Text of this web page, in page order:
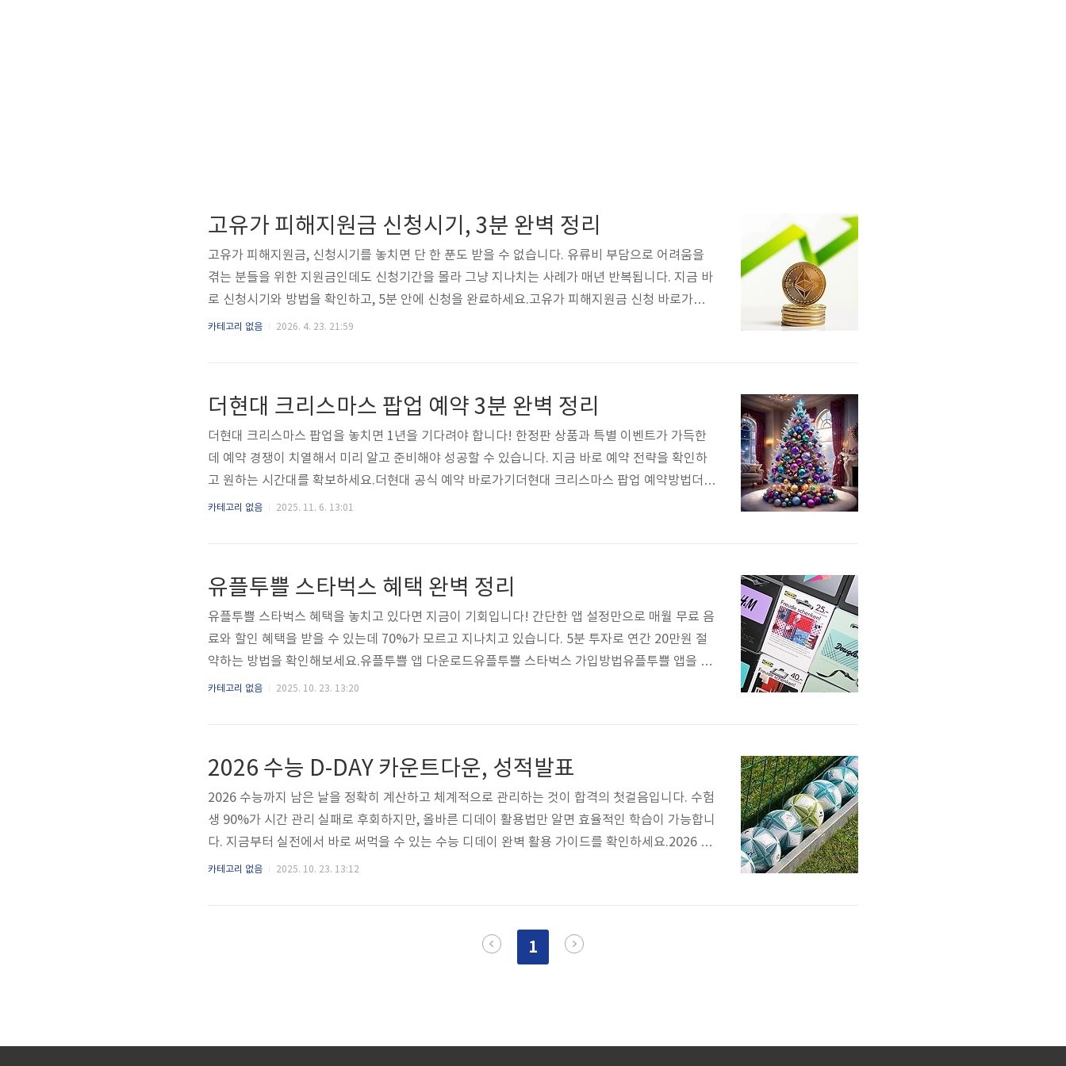
고유가 피해지원금 신청시기, 3분 완벽 정리
고유가 피해지원금, 신청시기를 놓치면 단 한 푼도 받을 수 없습니다. 유류비 부담으로 어려움을
겪는 분들을 위한 지원금인데도 신청기간을 몰라 그냥 지나치는 사례가 매년 반복됩니다. 지금 바
로 신청시기와 방법을 확인하고, 5분 안에 신청을 완료하세요.고유가 피해지원금 신청 바로가기고
유가 피해지원금 신청시기 한눈에고유가 피해지원금은 정부 및 지자체별로 신청시기가 다르게 운
중인 사업을 확인할 수 있습니다..
카테고리 없음 2026. 4. 23. 21:59
더현대 크리스마스 팝업 예약 3분 완벽 정리
더현대 크리스마스 팝업을 놓치면 1년을 기다려야 합니다! 한정판 상품과 특별 이벤트가 가득한
데 예약 경쟁이 치열해서 미리 알고 준비해야 성공할 수 있습니다. 지금 바로 예약 전략을 확인하
고 원하는 시간대를 확보하세요.더현대 공식 예약 바로가기더현대 크리스마스 팝업 예약방법더현
대 공식 홈페이지와 모바일 앱을 통해 사전 예약이 가능하며, 매일 오전 10시에 다음 주 예약이 오
까지 미리 해두세요. 예약 오픈 시간에는 접속량이 몰려..
카테고리 없음 2025. 11. 6. 13:01
유플투쁠 스타벅스 혜택 완벽 정리
유플투쁠 스타벅스 혜택을 놓치고 있다면 지금이 기회입니다! 간단한 앱 설정만으로 매월 무료 음
료와 할인 혜택을 받을 수 있는데 70%가 모르고 지나치고 있습니다. 5분 투자로 연간 20만원 절
약하는 방법을 확인해보세요.유플투쁠 앱 다운로드유플투쁠 스타벅스 가입방법유플투쁠 앱을 다
운로드한 후 휴대폰 번호 인증만으면 가입 완료됩니다. 스타벅스 연동은 설정 메뉴에서 '파트너샵
결제 시 자동으로 포인트가 쌓입니다. 별도 바코..
카테고리 없음 2025. 10. 23. 13:20
2026 수능 D-DAY 카운트다운, 성적발표
2026 수능까지 남은 날을 정확히 계산하고 체계적으로 관리하는 것이 합격의 첫걸음입니다. 수험
생 90%가 시간 관리 실패로 후회하지만, 올바른 디데이 활용법만 알면 효율적인 학습이 가능합니
다. 지금부터 실전에서 바로 써먹을 수 있는 수능 디데이 완벽 활용 가이드를 확인하세요.2026 수
능 일정 확인하기2026 수능 디데이 정확한 계산방법2026학년도 대학수학능력시험은 2025년 11
다. 매일 아침 디데이를 확인하는 습관을 만들어 긴박감을 유지하세요.요약: 2026 수능은 2025년
카테고리 없음 2025. 10. 23. 13:12
1